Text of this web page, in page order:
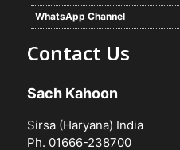
WhatsApp Channel
Contact Us
Sach Kahoon
Sirsa (Haryana) India
Ph. 01666-238700